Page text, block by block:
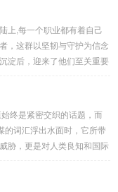
的三国对战之旅。 《起凡
勇猛无双的吕布、足智多谋
领自己的军队在战场上冲锋
战斗都充满了变...
上,每一个职业都有着自己
，这群以坚韧与守护为信念
淀后，迎来了他们至关重要
重任，他们身躯魁梧，手持
凭借着基础的技能和坚定的
，不断成长，无论是在阴森
的前线战场，守...
终是紧密交织的话题，而
的词汇浮出水面时，它所带
胁，更是对人类良知和国际
不可告人的目的，秘密设立